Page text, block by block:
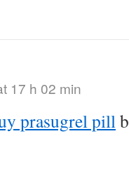
17 h 02 min
prasugrel pill